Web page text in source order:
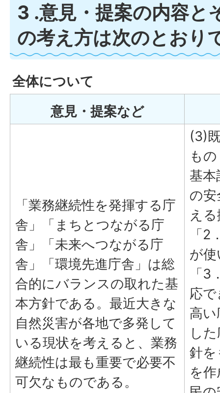
3 .意見・提案の内容と
の考え方は次のとおり
全体について
意見・提案など
「業務継続性を発揮する庁
舎」「まちとつながる庁
舎」「未来へつながる庁
舎」「環境先進庁舎」は総
合的にバランスの取れた基
本方針である。最近大きな
自然災害が各地で多発して
いる現状を考えると、業務
継続性は最も重要で必要不
可欠なものである。
(3)
もの
基本
の
え
「
が
「
応
高
し
針を
を